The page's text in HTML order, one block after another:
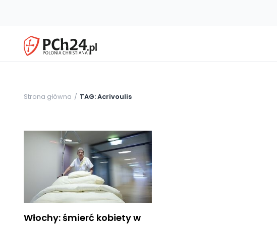
Strona główna TAG: Acrivoulis
Włochy: śmierć kobiety w